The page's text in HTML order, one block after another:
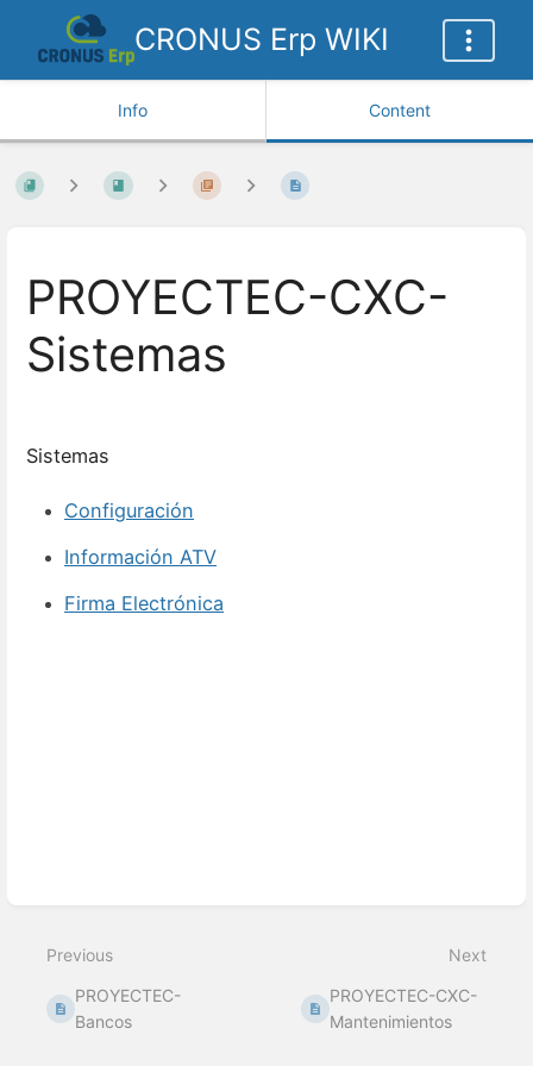
CRONUS Erp WIKI
Info Content
PROYECTEC-CXC-
Sistemas
Sistemas
Configuración
Información ATV
Firma Electrónica
Previous
PROYECTEC-
Bancos
Next
PROYECTEC-CXC-
Mantenimientos